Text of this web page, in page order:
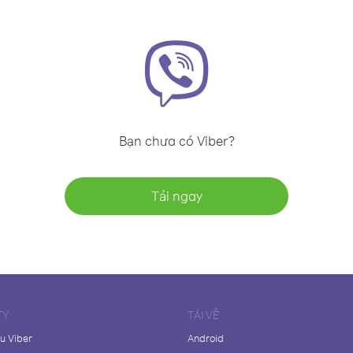
Bạn chưa có Viber?
Tải ngay
Viber
TẢI VỀ
Android